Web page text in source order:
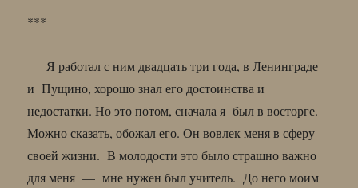
***
Я работал с ним двадцать три года, в Ленинграде
и Пущино, хорошо знал его достоинства и
недостатки. Но это потом, сначала я был в восторге.
Можно сказать, обожал его. Он вовлек меня в сферу
своей жизни. В молодости это было страшно важно
для меня — мне нужен был учитель. До него моим